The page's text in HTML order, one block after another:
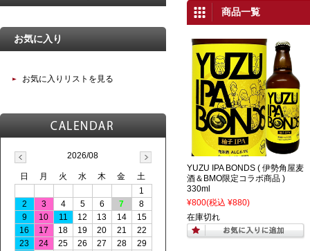
商品一覧
YUZU IPA BONDS ( 伊勢角屋麦
酒＆BMO限定コラボ商品 )
330ml
¥800(税込 ¥880)
在庫切れ
お気に入り
お気に入りリストを見る
2026/08
日 月 火 水 木 金
土
1
2
3 4 5 6 7
8
9
10 11 12 13 14
15
16
17 18 19 20 21
22
23
24 25 26 27 28
29